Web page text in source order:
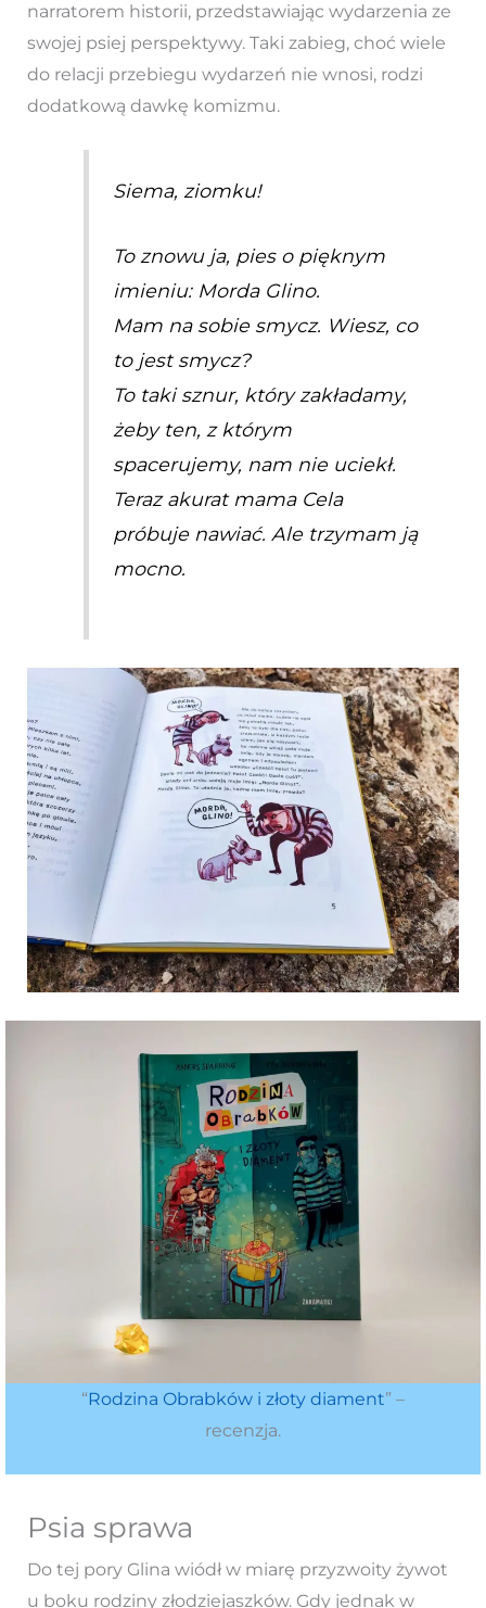
narratorem historii, przedstawiając wydarzenia ze
swojej psiej perspektywy. Taki zabieg, choć wiele
do relacji przebiegu wydarzeń nie wnosi, rodzi
dodatkową dawkę komizmu.
Siema, ziomku!
To znowu ja, pies o pięknym
imieniu: Morda Glino.
Mam na sobie smycz. Wiesz, co
to jest smycz?
To taki sznur, który zakładamy,
żeby ten, z którym
spacerujemy, nam nie uciekł.
Teraz akurat mama Cela
próbuje nawiać. Ale trzymam ją
mocno.
“Rodzina Obrabków i złoty diament” –
recenzja.
Psia sprawa
Do tej pory Glina wiódł w miarę przyzwoity żywot
u boku rodziny złodziejaszków. Gdy jednak w